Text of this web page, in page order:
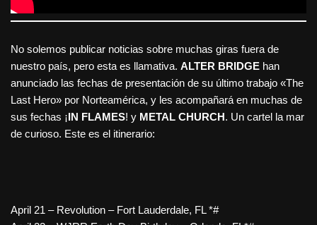
No solemos publicar noticias sobre muchas giras fuera de
nuestro país, pero esta es llamativa. ALTER BRIDGE han
anunciado las fechas de presentación de su último trabajo «The
Last Hero» por Norteamérica, y les acompañará en muchas de
sus fechas ¡IN FLAMES! y METAL CHURCH. Un cartel la mar
de curioso. Este es el itinerario:
April 21 – Revolution – Fort Lauderdale, FL *#